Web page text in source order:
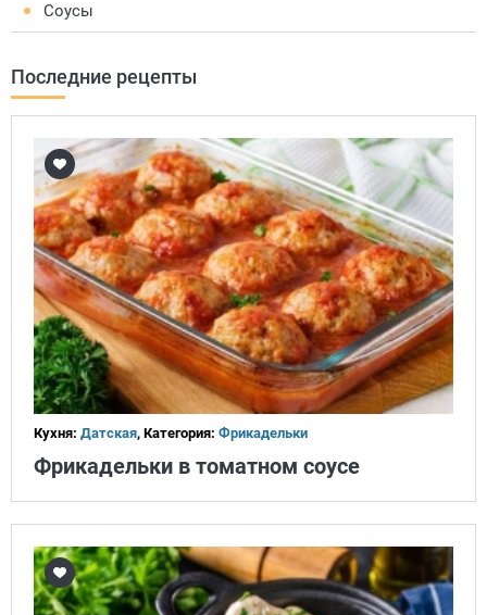
Соусы
Последние рецепты
Кухня: Датская, Категория: Фрикадельки
Фрикадельки в томатном соусе